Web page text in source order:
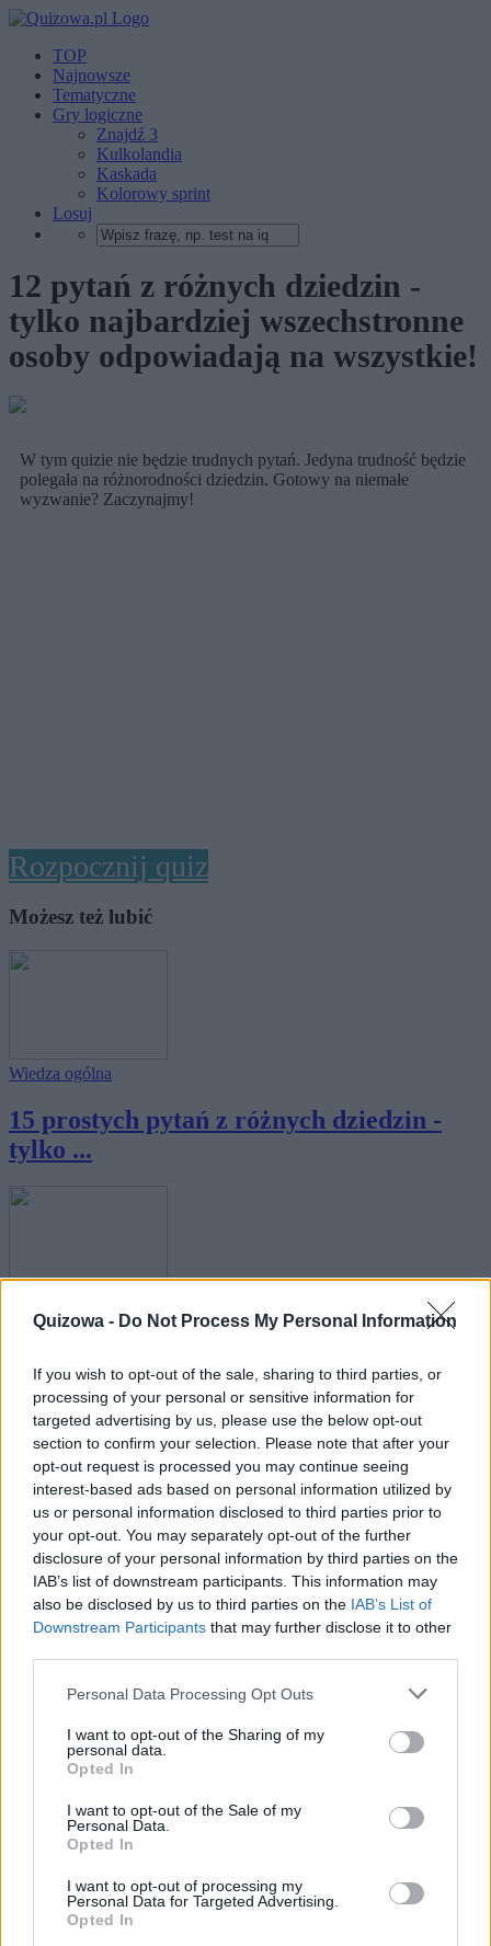
Quizowa - Do Not Process My Personal Information
If you wish to opt-out of the sale, sharing to third parties, or
processing of your personal or sensitive information for
targeted advertising by us, please use the below opt-out
section to confirm your selection. Please note that after your
opt-out request is processed you may continue seeing
interest-based ads based on personal information utilized by
us or personal information disclosed to third parties prior to
your opt-out. You may separately opt-out of the further
disclosure of your personal information by third parties on the
IAB’s list of downstream participants. This information may
also be disclosed by us to third parties on the IAB’s List of
Downstream Participants that may further disclose it to other
Personal Data Processing Opt Outs
I want to opt-out of the Sharing of my
personal data.
Opted In
I want to opt-out of the Sale of my
Personal Data.
Opted In
I want to opt-out of processing my
Personal Data for Targeted Advertising.
Opted In
TOP
Najnowsze
Tematyczne
Gry logiczne
Znajdź 3
Kulkolandia
Kaskada
Kolorowy sprint
Losuj
12 pytań z różnych dziedzin -
tylko najbardziej wszechstronne
osoby odpowiadają na wszystkie!
W tym quizie nie będzie trudnych pytań. Jedyna trudność będzie
polegała na różnorodności dziedzin. Gotowy na niemałe
wyzwanie? Zaczynajmy!
Rozpocznij quiz
Możesz też lubić
Wiedza ogólna
15 prostych pytań z różnych dziedzin -
tylko ...
Wiedza ogólna
uzyskuj...
Wiedza ogólna
Tylko najbardziej wszechstronne osoby
znają o...
Wiedza ogólna
Piekielnie trudny test wiedzy ogólnej -
Zdobę...